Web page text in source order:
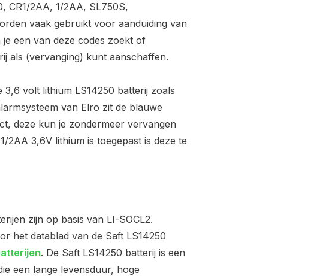
CR1/2AA, 1/2AA, SL750S,
vaak gebruikt voor aanduiding van
een van deze codes zoekt of
als (vervanging) kunt aanschaffen.
volt lithium LS14250 batterij zoals
van Elro zit de blauwe
deze kun je zondermeer vervangen
2AA 3,6V lithium is toegepast is deze te
zijn op basis van LI-SOCL2.
het datablad van de Saft LS14250
. De Saft LS14250 batterij is een
een lange levensduur, hoge